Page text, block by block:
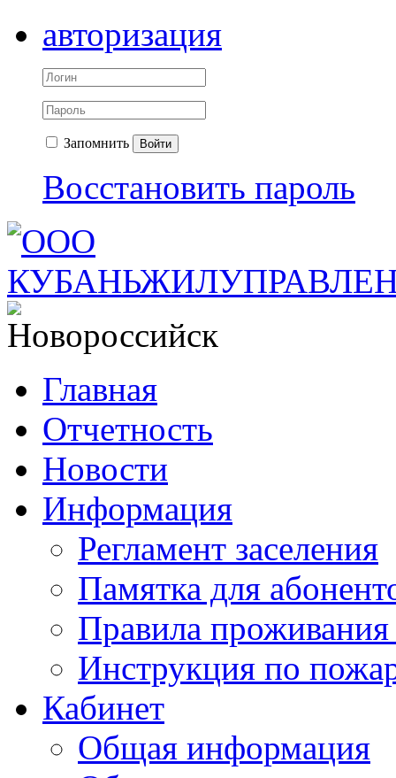
авторизация
Запомнить Войти
Восстановить пароль
Главная
Отчетность
Новости
Информация
Регламент заселения
Памятка для
Правила
Инструкция по
Кабинет
Общая информация